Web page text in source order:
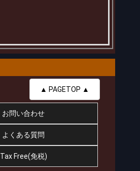
▲ PAGETOP ▲
お問い合わせ
よくある質問
Tax Free(免税)